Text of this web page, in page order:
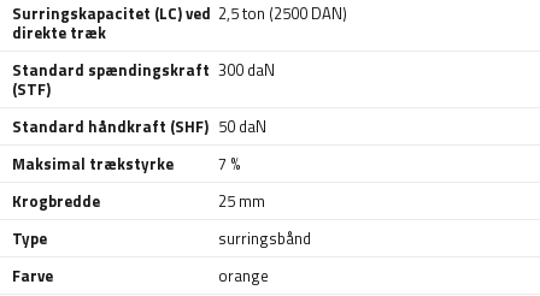
Surringskapacitet (LC) ved
direkte træk
2,5 ton (2500 DAN)
Standard spændingskraft
(STF)
300 daN
Standard håndkraft (SHF) 50 daN
Maksimal trækstyrke
7 %
Krogbredde
25 mm
Type
surringsbånd
Farve
orange